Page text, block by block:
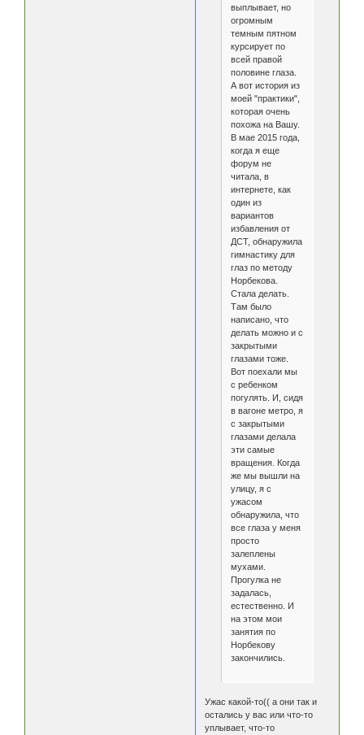
выплывает, но
огромным
темным пятном
курсирует по
всей правой
половине глаза.
А вот история из
моей "практики",
которая очень
похожа на Вашу.
В мае 2015 года,
когда я еще
форум не
читала, в
интернете, как
один из
вариантов
избавления от
ДСТ, обнаружила
гимнастику для
глаз по методу
Норбекова.
Стала делать.
Там было
написано, что
делать можно и с
закрытыми
глазами тоже.
Вот поехали мы
с ребенком
погулять. И, сидя
в вагоне метро, я
с закрытыми
глазами делала
эти самые
вращения. Когда
же мы вышли на
улицу, я с
ужасом
обнаружила, что
все глаза у меня
просто
залеплены
мухами.
Прогулка не
задалась,
естественно. И
на этом мои
занятия по
Норбекову
закончились.
Ужас какой-то(( а они так и
остались у вас или что-то
уплывает, что-то